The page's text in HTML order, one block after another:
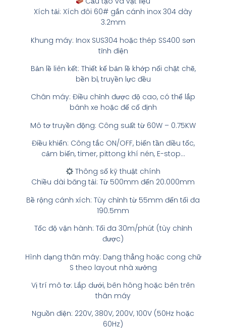
Xích tải: Xích đôi 60# gắn cánh inox 304 dày
3.2mm
Khung máy: Inox SUS304 hoặc thép SS400 sơn
tĩnh điện
Bản lề liên kết: Thiết kế bản lề khớp nối chặt chẽ,
bền bỉ, truyền lực đều
Chân máy: Điều chỉnh được độ cao, có thể lắp
bánh xe hoặc đế cố định
Mô tơ truyền động: Công suất từ 60W – 0.75KW
Điều khiển: Công tắc ON/OFF, biến tần điều tốc,
cảm biến, timer, pittong khí nén, E-stop…
Thông số kỹ thuật chính
Chiều dài băng tải: Từ 500mm đến 20.000mm
Bề rộng cánh xích: Tùy chỉnh từ 55mm đến tối đa
190.5mm
Tốc độ vận hành: Tối đa 30m/phút (tùy chỉnh
được)
Hình dạng thân máy: Dạng thẳng hoặc cong chữ
S theo layout nhà xưởng
Vị trí mô tơ: Lắp dưới, bên hông hoặc bên trên
thân máy
Nguồn điện: 220V, 380V, 200V, 100V (50Hz hoặc
60Hz)